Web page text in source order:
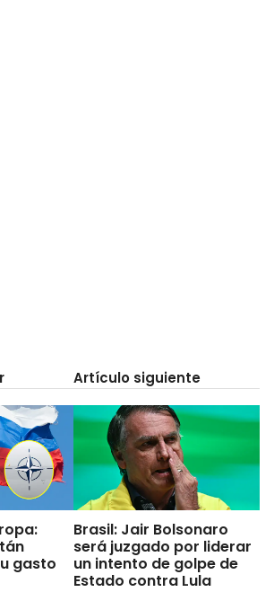
gasto
Artículo siguiente
Brasil: Jair Bolsonaro
será juzgado por liderar
un intento de golpe de
Estado contra Lula